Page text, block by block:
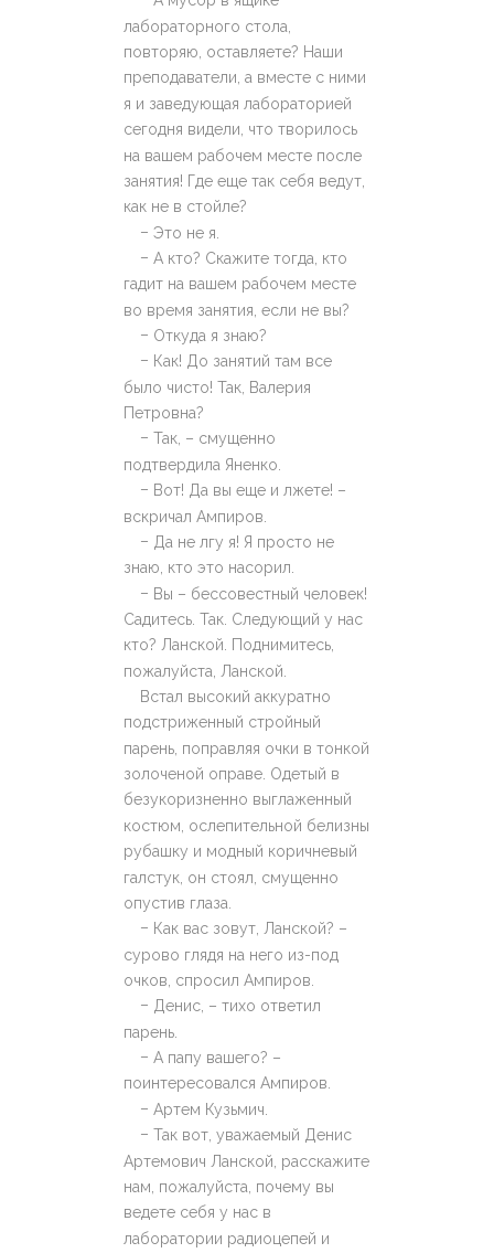
лабораторного стола,
повторяю, оставляете? Наши
преподаватели, а вместе с ними
я и заведующая лабораторией
сегодня видели, что творилось
на вашем рабочем месте после
занятия! Где еще так себя ведут,
как не в стойле?
– Это не я.
– А кто? Скажите тогда, кто
гадит на вашем рабочем месте
во время занятия, если не вы?
– Откуда я знаю?
– Как! До занятий там все
было чисто! Так, Валерия
Петровна?
–
Так, – смущенно
подтвердила Яненко.
– Вот! Да вы еще и лжете! –
вскричал Ампиров.
– Да не лгу я! Я просто не
знаю, кто это насорил.
– Вы – бессовестный человек!
Садитесь. Так. Следующий у нас
кто? Ланской. Поднимитесь,
пожалуйста, Ланской.
Встал высокий аккуратно
подстриженный стройный
парень, поправляя очки в тонкой
золоченой оправе. Одетый в
безукоризненно выглаженный
костюм, ослепительной белизны
рубашку и модный коричневый
галстук, он стоял, смущенно
опустив глаза.
– Как вас зовут, Ланской? –
сурово глядя на него из-под
очков, спросил Ампиров.
– Денис, – тихо ответил
парень.
– А папу вашего? –
поинтересовался Ампиров.
– Артем Кузьмич.
– Так вот, уважаемый Денис
Артемович Ланской, расскажите
нам, пожалуйста, почему вы
ведете себя у нас в
лаборатории радиоцепей и